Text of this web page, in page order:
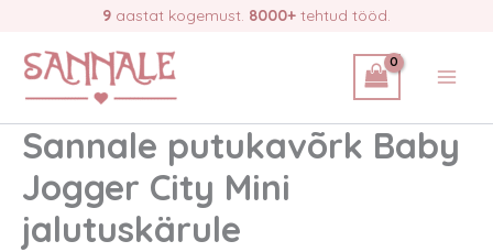
content
9 aastat kogemust. 8000+ tehtud tööd.
Sannale putukavõrk Baby
Jogger City Mini
jalutuskärule